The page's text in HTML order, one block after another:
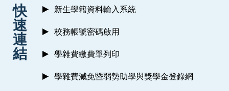
快
速
連
結
新生學籍資料輸入系統
校務帳號密碼啟用
學雜費繳費單列印
學雜費減免暨弱勢助學與獎學金登錄網